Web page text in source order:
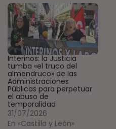
Interinos: la Justicia
tumba «el truco del
almendruco» de las
Administraciones
Públicas para perpetuar
el abuso de
temporalidad
31/07/2026
En «Castilla y León»